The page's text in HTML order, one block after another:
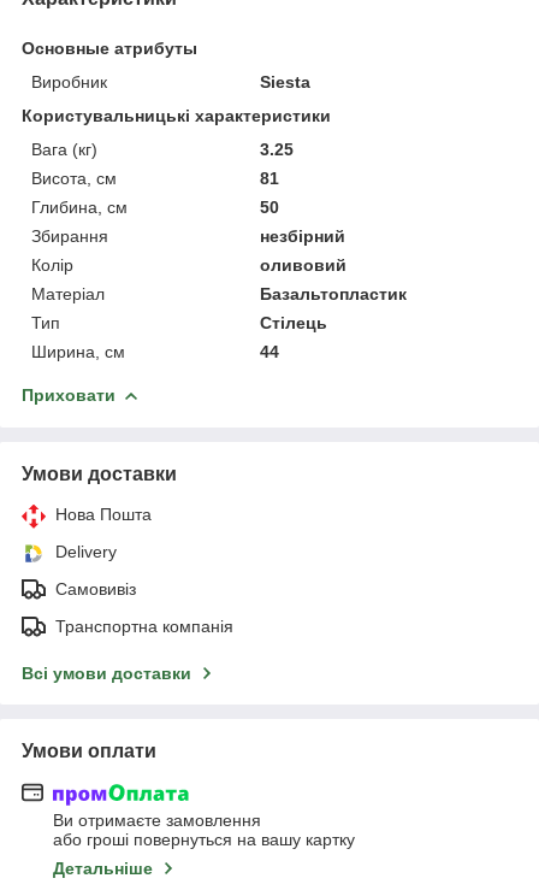
Основные атрибуты
Виробник
Siesta
Користувальницькі характеристики
Вага (кг)
3.25
Висота, см
81
Глибина, см
50
Збирання
незбірний
Колір
оливовий
Матеріал
Базальтопластик
Тип
Стілець
Ширина, см
44
Приховати
Умови доставки
Нова Пошта
Delivery
Самовивіз
Транспортна компанія
Всі умови доставки
Умови оплати
Ви отримаєте замовлення
або гроші повернуться на вашу картку
Детальніше